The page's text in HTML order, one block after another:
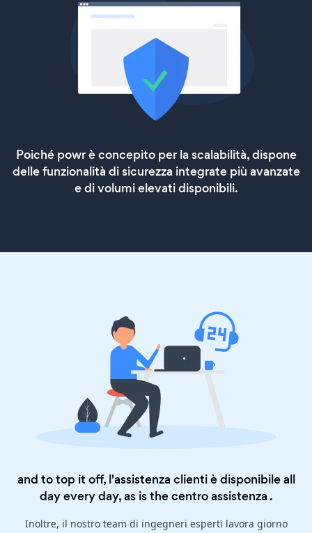
Poiché powr è concepito per la scalabilità, dispone
delle funzionalità di sicurezza integrate più avanzate
e di volumi elevati disponibili.
and to top it off, l'assistenza clienti è disponibile all
day every day, as is thecentro assistenza .
Inoltre, il nostro team di ingegneri esperti lavora giorno